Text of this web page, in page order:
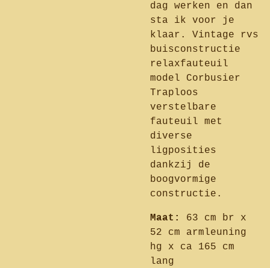
dag werken en dan
sta ik voor je
klaar. Vintage rvs
buisconstructie
relaxfauteuil
model Corbusier
Traploos
verstelbare
fauteuil met
diverse
ligposities
dankzij de
boogvormige
constructie.
Maat:
63 cm br x
52 cm armleuning
hg x ca 165 cm
lang